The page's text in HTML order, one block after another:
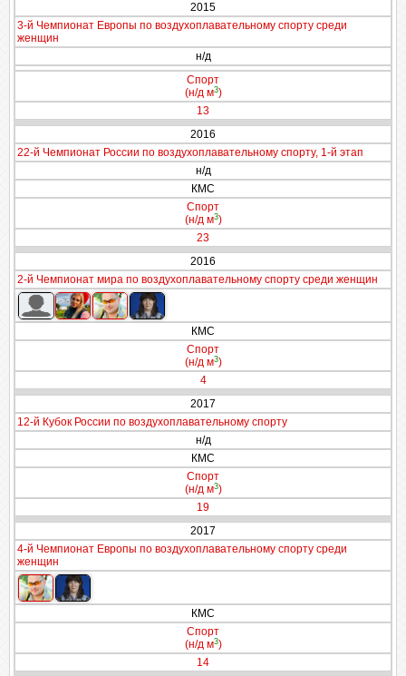
2015
3-й Чемпионат Европы по воздухоплавательному спорту среди
женщин
н/д
Спорт
(н/д м3)
13
2016
22-й Чемпионат России по воздухоплавательному спорту, 1-й этап
н/д
КМС
Спорт
(н/д м3)
23
2016
2-й Чемпионат мира по воздухоплавательному спорту среди женщин
КМС
Спорт
(н/д м3)
4
2017
12-й Кубок России по воздухоплавательному спорту
н/д
КМС
Спорт
(н/д м3)
19
2017
4-й Чемпионат Европы по воздухоплавательному спорту среди
женщин
КМС
Спорт
(н/д м3)
14